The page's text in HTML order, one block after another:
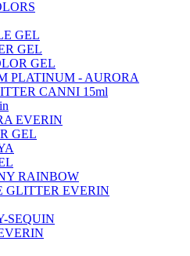
GEL
GEL
GEL
PLATINUM - AURORA
CANNI 15ml
EVERIN
GEL
RAINBOW
GLITTER EVERIN
SEQUIN